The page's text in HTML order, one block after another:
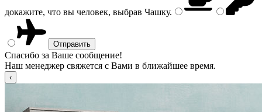
докажите, что вы человек, выбрав Чашку.
Спасибо за Ваше сообщение!
Наш менеджер свяжется с Вами в ближайшее время.